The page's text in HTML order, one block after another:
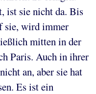
ist sie nicht da. Bis
sie, wird immer
mitten in der
Paris. Auch in ihrer
an, aber sie hat
Es ist ein